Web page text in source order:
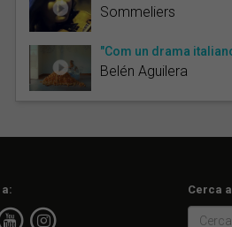
Sommeliers
"Com un drama
Belén Aguilera
Cerca